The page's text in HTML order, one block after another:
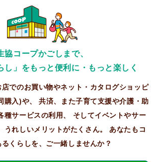
協コープかごしまで、
し」をもっと便利に・もっと楽しく
でのお買い物やネット・カタログショッピ
購入)や、共済、また子育て支援や介護・助
種サービスの利用、
そしてイベントやサー
うれしいメリットがたくさん。
あなたもコ
るくらしを、ご一緒しませんか？